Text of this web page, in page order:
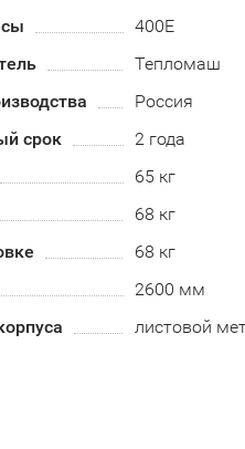
400E
Тепломаш
Россия
срок
2 года
65 кг
68 кг
68 кг
2600 мм
листовой